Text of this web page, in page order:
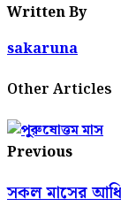
Written By
sakaruna
Other Articles
Previous
সকল মাসের